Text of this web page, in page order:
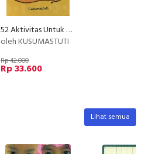
52 Aktivitas Untuk Membuat Anak Aktif & Cerdas
oleh KUSUMASTUTI
Rp 42.000
Rp 33.600
Lihat semua